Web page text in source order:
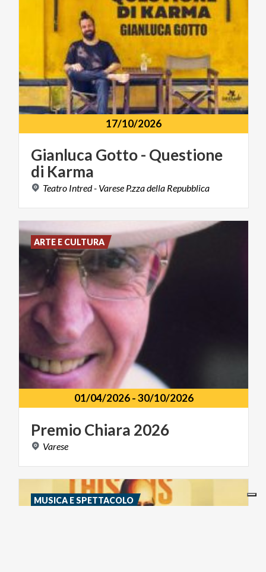
17/10/2026
Gianluca Gotto- Questione
di Karma
Teatro Intred- Varese P.zzadella Repubblica
01/04/2026-30/10/2026
PremioChiara 2026
Varese
ARTE E CULTURA
MUSICA E SPETTACOLO